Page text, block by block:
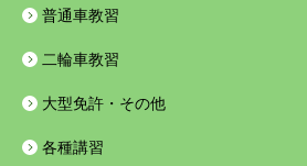
じます。 7.委託先の監督 当教習所は、
より外部専門業者に業務委託を行う場
す。 8.苦情処理への取組み 当教習所
普通車教習
二輪車教習
大型免許・その他
各種講習